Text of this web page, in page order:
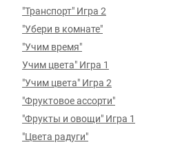
"Транспорт" Игра 2
"Убери в комнате"
"Учим время"
Учим цвета" Игра 1
"Учим цвета" Игра 2
"Фруктовое ассорти"
"Фрукты и овощи" Игра 1
"Цвета радуги"